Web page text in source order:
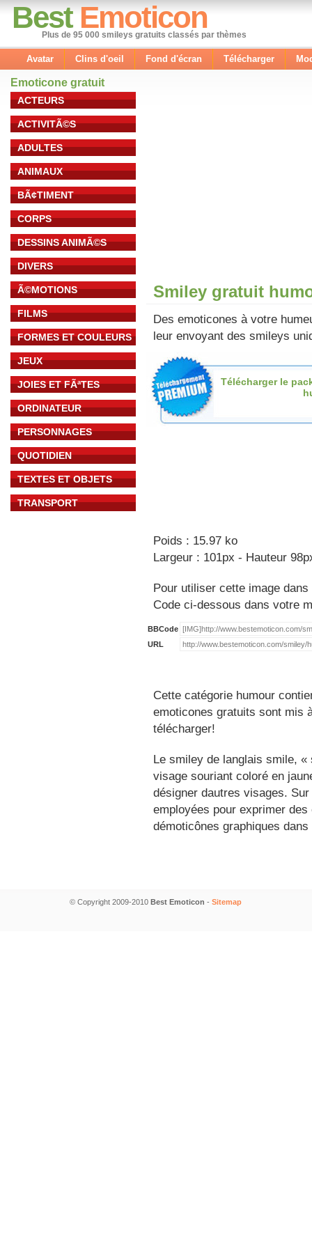
Best Emoticon
Plus de 95 000 smileys gratuits classés par thèmes
Avatar Clins d'oeil Fond d'écran Télécharger
Emoticone gratuit
ACTEURS
ACTIVITÃ©S
ADULTES
ANIMAUX
BÃ¢TIMENT
CORPS
DESSINS ANIMÃ©S
DIVERS
Ã©MOTIONS
FILMS
FORMES ET COULEURS
JEUX
JOIES ET FÃªTES
ORDINATEUR
PERSONNAGES
QUOTIDIEN
TEXTES ET OBJETS
TRANSPORT
Smiley gratuit
Des emoticones à votre
leur envoyant des smileys
Télécharger le
Poids : 15.97 ko
Largeur : 101px - Hauteur
Pour utiliser cette image
Code ci-dessous dans votre
BBCode
URL
Cette catégorie humour
emoticones gratuits sont mis
télécharger!
Le smiley de langlais smile,
visage souriant coloré en
désigner dautres visages.
employées pour exprimer
démoticônes graphiques
© Copyright 2009-2010 Best Emoticon - Sitemap